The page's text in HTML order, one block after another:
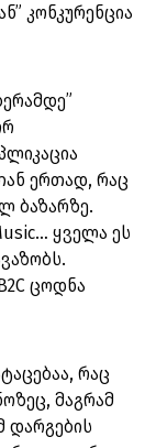
კონკურენცია
ერთად, რაც
ბაზარზე.
ყველა ეს
ცოდნა
რაც
მაგრამ
დარგების